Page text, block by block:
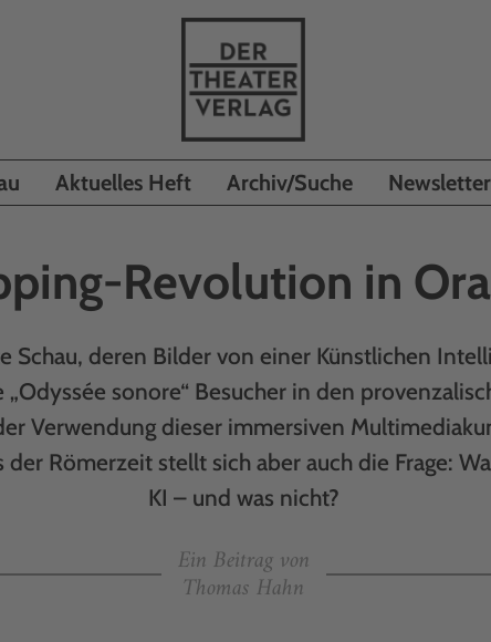
Aktuelles Heft Archiv/Suche Newsletter
Revolution in
Schau, deren Bilder von einer Künstlichen
sonore“ Besucher in den
Verwendung dieser immersiven
Römerzeit stellt sich aber auch die Frage:
KI – und was nicht?
Ein Beitrag von
Thomas Hahn